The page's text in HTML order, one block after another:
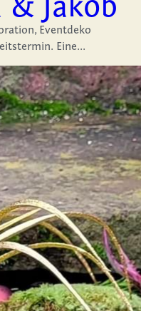
Jakob
Eventdeko·
2
Eine...